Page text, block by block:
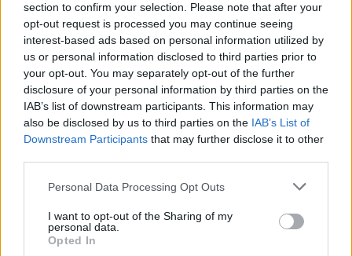
section to confirm your selection. Please note that after your
opt-out request is processed you may continue seeing
interest-based ads based on personal information utilized by
us or personal information disclosed to third parties prior to
your opt-out. You may separately opt-out of the further
disclosure of your personal information by third parties on the
IAB’s list of downstream participants. This information may
also be disclosed by us to third parties on the IAB’s List of
Downstream Participants that may further disclose it to other
Please note that this website/app uses one or more Google
not limited to your visit or usage behaviour. You may click to
grant or deny consent to Google and its third-party tags to
use your data for below specified purposes in below Google
Personal Data Processing Opt Outs
I want to opt-out of the Sharing of my
personal data.
Opted In
alguna modificación en su once. Ramazani, Ugrinic y Sadiq,
suplentes en la victoria ante el Athletic, pueden regresar a la
titularidad. Javi Guerra podría tener descanso y jugar en su
puesto Pepelu. En defensa, Unai Núñez tiene alguna
opción de entrar en el lateral derecho por Saravia.
SofaScore-Puntuaciones: preguntas más frecuentes
web de resultados, es quien
otorgar las calificaciones por
Comunio.es. A continuación
respondemos las preguntas más